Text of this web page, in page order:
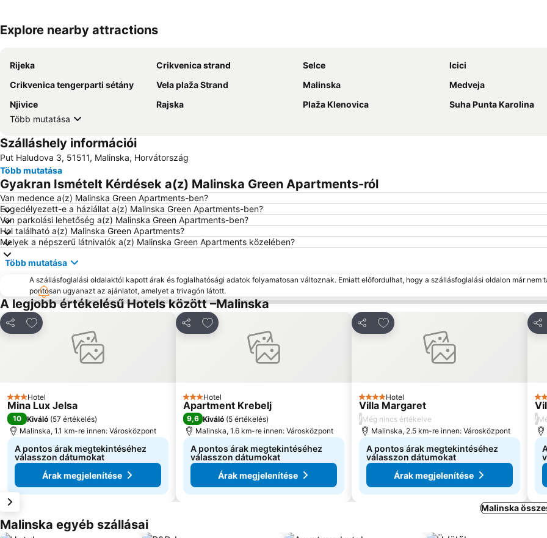
Explore nearby attractions
Rijeka Crikvenica strand Selce
Icici
Crikvenica tengerparti sétány
Vela plaža Strand Malinska
Medveja
Njivice
Rajska Plaža Klenovica
Suha Punta Karolina
Több mutatása
Szálláshely információi
Put Haludova 3, 51511, Malinska, Horvátország
Több mutatása
Gyakran Ismételt Kérdések a(z) Malinska Green Apartments-ról
Van medence a(z) Malinska Green Apartments-ben?
Engedélyezett-e a háziállat a(z) Malinska Green Apartments-ben?
Van parkolási lehetőség a(z) Malinska Green Apartments-ben?
Hol található a(z) Malinska Green Apartments?
Melyek a népszerű látnivalók a(z) Malinska Green Apartments közelében?
Több mutatása
A szállásfoglalási oldalaktól kapott árak és foglalhatósági adatok folyamatosan változnak. Emiatt előfordulhat, hogy a szállásfoglalási oldalon már nem
pontosan ugyanazt az ajánlatot, amelyet a trivagón látott.
A legjobb értékelésű Hotels között –Malinska
Megosztás
Hozzáadás a kedvencekhez
3 Kategória
Hotel
Mina Lux Jelsa
10 Kiváló (57 értékelés)
Malinska, 1.1 km-re innen: Városközpont
A pontos árak megtekintéséhez
válasszon dátumokat
Árak megjelenítése
Megosztás
Hozzáadás a kedvencekhez
3 Kategória
Hotel
Apartment Krebelj
9,6 Kiváló (5 értékelés)
Malinska, 1.6 km-re innen: Városközpont
A pontos árak megtekintéséhez
válasszon dátumokat
Árak megjelenítése
Megosztás
Hozzáadás a kedvencekhez
4 Kategória
Hotel
Villa Margaret
/Még nincs értékelve
Malinska, 2.5 km-re innen: Városközpont
A pontos árak megtekintéséhez
válasszon dátumokat
Árak megjelenítése
4
/
Malinska
Malinska egyéb szállásai